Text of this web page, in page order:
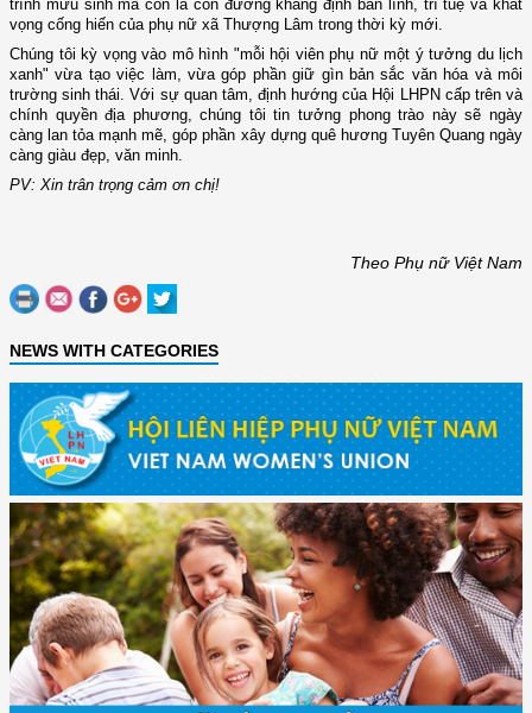
trình mưu sinh mà còn là con đường khẳng định bản lĩnh, trí tuệ và khát
vọng cống hiến của phụ nữ xã Thượng Lâm trong thời kỳ mới.
Chúng tôi kỳ vọng vào mô hình "mỗi hội viên phụ nữ một ý tưởng du lịch
xanh" vừa tạo việc làm, vừa góp phần giữ gìn bản sắc văn hóa và môi
trường sinh thái. Với sự quan tâm, định hướng của Hội LHPN cấp trên và
chính quyền địa phương, chúng tôi tin tưởng phong trào này sẽ ngày
càng lan tỏa mạnh mẽ, góp phần xây dựng quê hương Tuyên Quang ngày
càng giàu đẹp, văn minh.
PV: Xin trân trọng cảm ơn chị!
Theo Phụ nữ Việt Nam
NEWS WITH CATEGORIES